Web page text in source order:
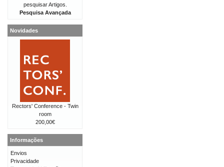
pesquisar Artigos.
Pesquisa Avançada
Novidades
Rectors' Conference - Twin
room
200,00€
Informações
Envios
Privacidade